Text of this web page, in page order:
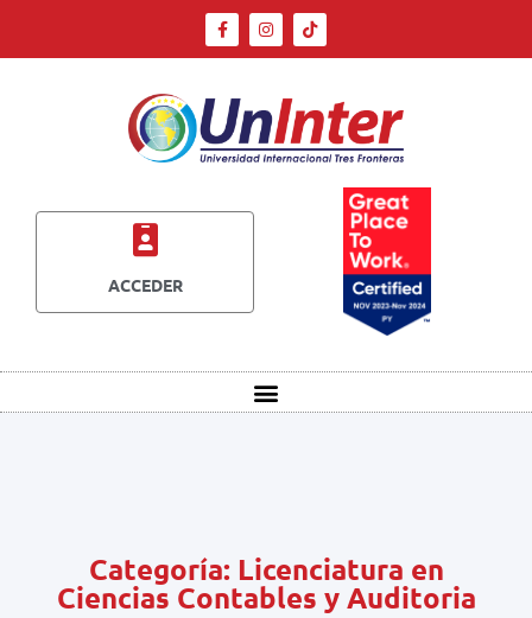
ACCEDER
Categoría: Licenciatura en
Ciencias Contables y Auditoria